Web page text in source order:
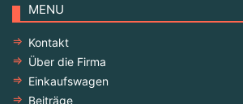
MENU
Kontakt
Über die Firma
Einkaufswagen
Beiträge